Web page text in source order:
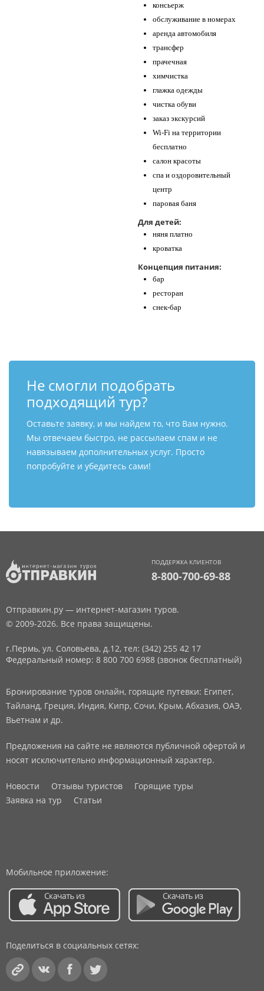
консьерж
обслуживание в номерах
аренда автомобиля
трансфер
прачечная
химчистка
глажка одежды
чистка обуви
заказ экскурсий
Wi-Fi на территории
бесплатно
салон красоты
спа и оздоровительный
центр
паровая баня
Для детей:
няня платно
кроватка
Концепция питания:
бар
ресторан
снек-бар
Не смогли подобрать
подходящий тур?
Оставьте заявку, и мы найдем то, что Вам нужно.
Мы отвечаем быстро, не рассылаем спам и не
навязываем дополнительных услуг. Просто
попробуйте и убедитесь сами!
ПОДДЕРЖКА КЛИЕНТОВ
8-800-700-69-88
Отправкин.ру — интернет-магазин туров.
© 2009-2026. Все права защищены.
г.Пермь, ул. Соловьева, д.12, тел: (342) 255 42 17
Федеральный номер: 8 800 700 6988 (звонок бесплатный)
Бронирование туров онлайн, горящие путевки: Египет,
Тайланд, Греция, Индия, Кипр, Сочи, Крым, Абхазия, ОАЭ,
Вьетнам и др.
Предложения на сайте не являются публичной офертой и
носят исключительно информационный характер.
Новости Отзывы туристов
Горящие туры
Заявка на тур
Статьи
Мобильное приложение:
Поделиться в социальных сетях: